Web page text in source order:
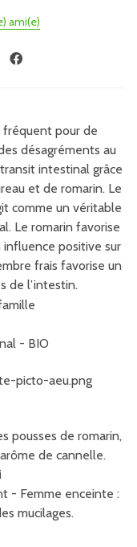
ami(e)
pour de
désagréments au
intestinal grâce
et de romarin. Le
comme un véritable
Le romarin favorise
influence positive sur
frais favorise un
de l’intestin.
- BIO
pousses de romarin,
de cannelle.
- Femme enceinte :
mucilages.